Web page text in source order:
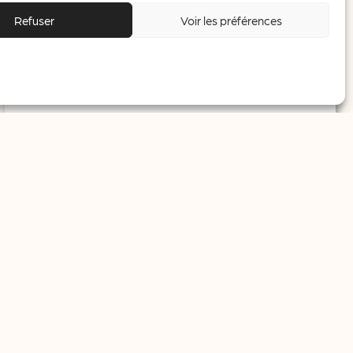
Refuser Voir les préférences
communication – information TF1 –
cstevens@tf1.fr